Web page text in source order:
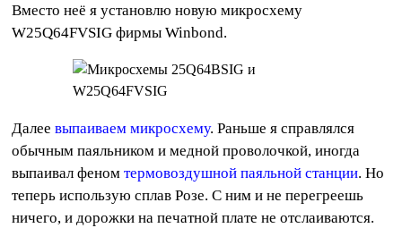
Вместо неё я установлю новую микросхему
W25Q64FVSIG фирмы Winbond.
Далеевыпаиваем микросхему. Раньше я справлялся
обычным паяльником и медной проволочкой, иногда
выпаивал феномтермовоздушной паяльной станции. Но
теперь использую сплав Розе. С ним и не перегреешь
ничего, и дорожки на печатной плате не отслаиваются.